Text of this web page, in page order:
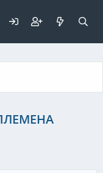
предложений по